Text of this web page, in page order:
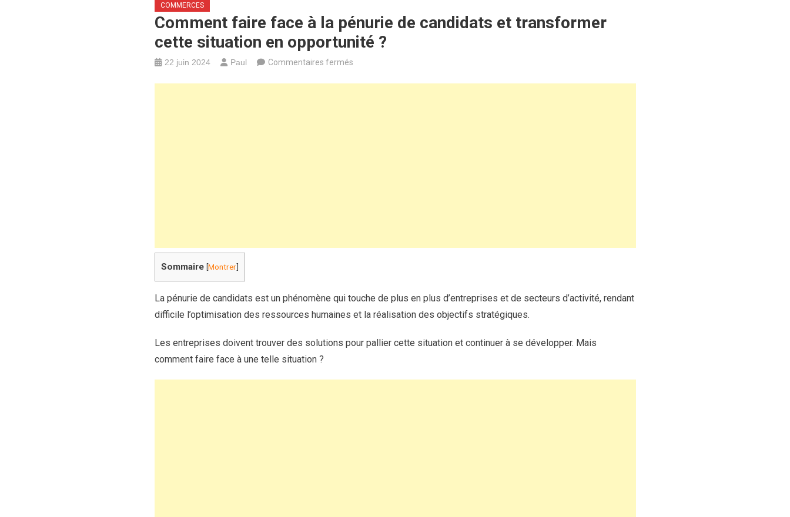
COMMERCES
Comment faire face à la pénurie de candidats et transformer
cette situation en opportunité ?
22 juin 2024 Paul Commentaires ferméssur
Sommaire [Montrer]
La pénurie de candidats est un phénomène qui touche de plus en plus d’entreprises et de secteurs d’activité, rendant
difficile l’optimisation des ressources humaines et la réalisation des objectifs stratégiques.
Les entreprises doivent trouver des solutions pour pallier cette situation et continuer à se développer. Mais
comment faire face à une telle situation ?